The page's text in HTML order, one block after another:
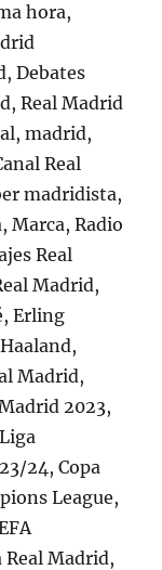
hora,
Debates
Real Madrid
madrid,
Real
madridista,
Marca, Radio
Real
Madrid,
Erling
Madrid,
2023,
24, Copa
League,
Real Madrid,